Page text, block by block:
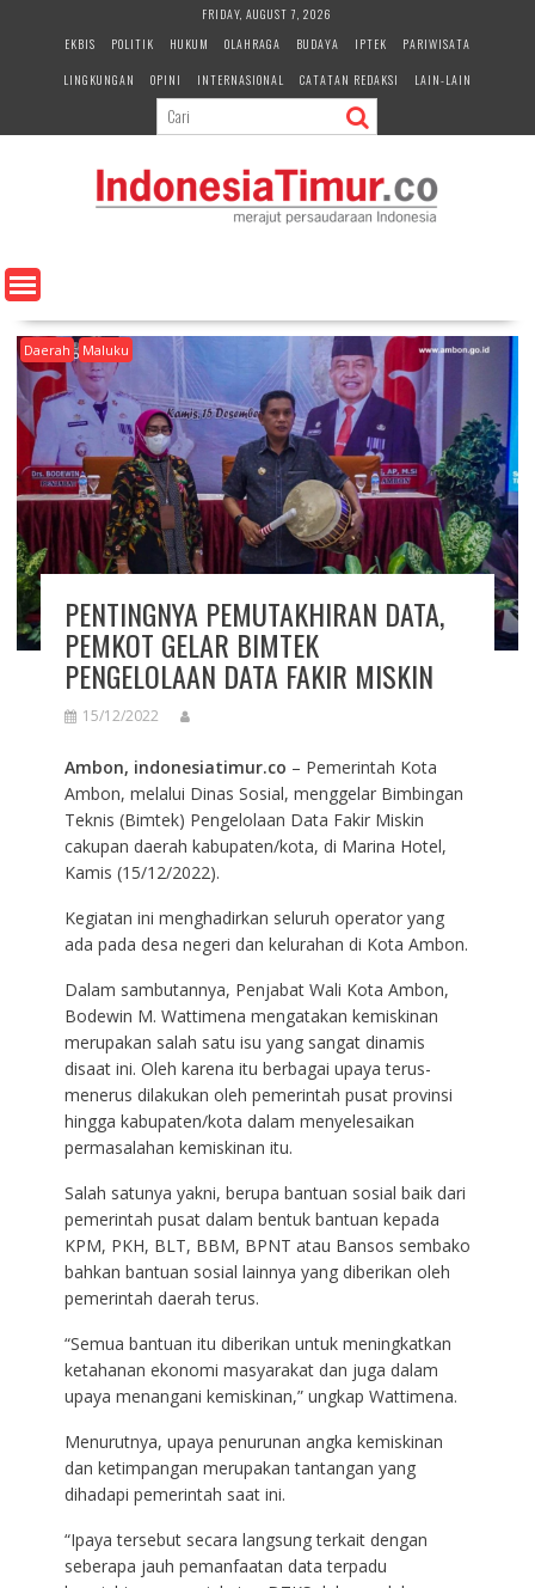
e
n
FRIDAY, AUGUST 7, 2026
EKBIS
POLITIK HUKUM OLAHRAGA BUDAYA IPTEK
PARIWISATA
LINGKUNGAN
OPINI INTERNASIONAL CATATAN REDAKSI LAIN-LAIN
Daerah Maluku
PENTINGNYA PEMUTAKHIRAN DATA,
PEMKOT GELAR BIMTEK
PENGELOLAAN DATA FAKIR MISKIN
15/12/2022
Ambon, indonesiatimur.co – Pemerintah Kota
Ambon, melalui Dinas Sosial, menggelar Bimbingan
Teknis (Bimtek) Pengelolaan Data Fakir Miskin
cakupan daerah kabupaten/kota, di Marina Hotel,
Kamis (15/12/2022).
Kegiatan ini menghadirkan seluruh operator yang
ada pada desa negeri dan kelurahan di Kota Ambon.
Dalam sambutannya, Penjabat Wali Kota Ambon,
Bodewin M. Wattimena mengatakan kemiskinan
merupakan salah satu isu yang sangat dinamis
disaat ini. Oleh karena itu berbagai upaya terus-
menerus dilakukan oleh pemerintah pusat provinsi
hingga kabupaten/kota dalam menyelesaikan
permasalahan kemiskinan itu.
Salah satunya yakni, berupa bantuan sosial baik dari
pemerintah pusat dalam bentuk bantuan kepada
KPM, PKH, BLT, BBM, BPNT atau Bansos sembako
bahkan bantuan sosial lainnya yang diberikan oleh
pemerintah daerah terus.
“Semua bantuan itu diberikan untuk meningkatkan
ketahanan ekonomi masyarakat dan juga dalam
upaya menangani kemiskinan,” ungkap Wattimena.
Menurutnya, upaya penurunan angka kemiskinan
dan ketimpangan merupakan tantangan yang
dihadapi pemerintah saat ini.
“Ipaya tersebut secara langsung terkait dengan
seberapa jauh pemanfaatan data terpadu